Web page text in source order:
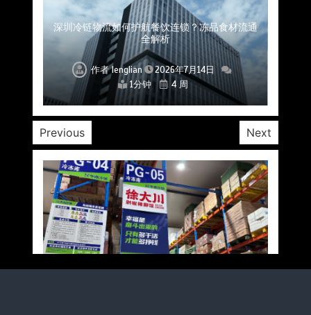
上海餐饮连锁加速，冷链配送如何破解冻品食材
流通难题？
作者lenglian
2026年7月14日
1分钟
4 周
杭州中央厨房布局餐饮连锁，冷链配送如何打通
关键一环
作者lenglian
2026年7月14日
1分钟
4 周
北京餐饮企业如何选择冷链公司？
作者lenglian
2026年7月14日
1分钟
4 周
深圳冷链物流如何护航餐饮连锁？冻品食材流通
全解析
作者lenglian
2026年7月14日
1分钟
4 周
北京餐饮仓配一体化的核心价值与落地实践解析
作者lenglian
2026年7月14日
1分钟
4 周
武汉冻品配送三要素：控温、时效、低成本如何
兼得？
作者lenglian
2026年7月14日
1分钟
4 周
重庆冷链布局解冻食材运输密码，餐饮连锁如何
稳控品质？
作者lenglian
2026年7月14日
1分钟
4 周
Previous Next